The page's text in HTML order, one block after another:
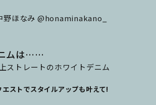
野ほなみ @honaminakano_
ムは……
ストレートのホワイトデニム
エストでスタイルアップも叶えて!